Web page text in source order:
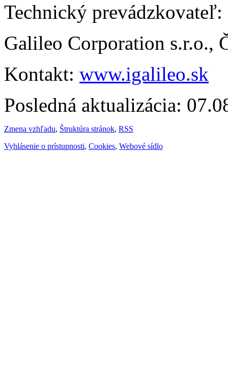
Technický prevádzkovateľ:
Galileo Corporation s.r.o.,
Kontakt: www.igalileo.sk
Posledná aktualizácia:
Zmena vzhľadu, Štruktúra stránok, RSS
Vyhlásenie o prístupnosti, Cookies, Webové sídlo